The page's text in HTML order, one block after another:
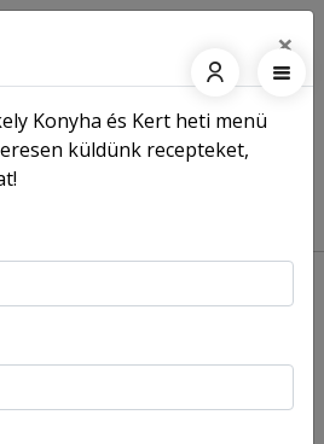
Címkék
krumpli
pisztrángfilé
×
Konyha és Kert heti menü
küldünk recepteket,